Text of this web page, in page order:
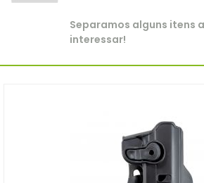
Separamos alguns itens
interessar!